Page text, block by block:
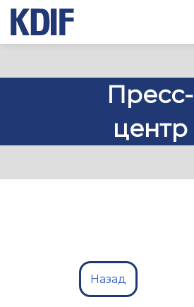
Пресс-
центр
Назад